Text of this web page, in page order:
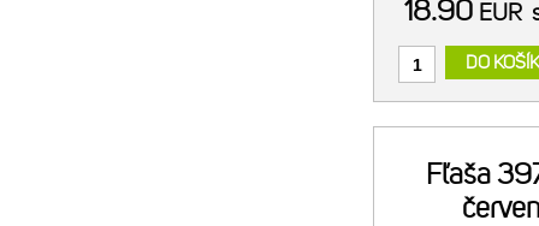
18.90 EUR
DO
Fľaša